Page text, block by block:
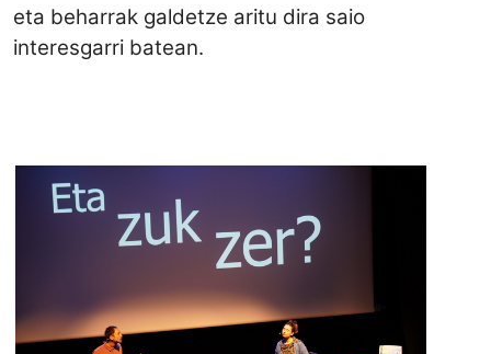
eta beharrak galdetze aritu dira saio
interesgarri batean.